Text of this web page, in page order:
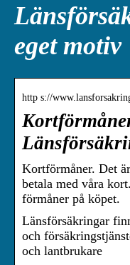
eget motiv
http s://
Kortförmåner. Det
betala med våra
förmåner på köpet.
Länsförsäkringar
och
och lantbrukare